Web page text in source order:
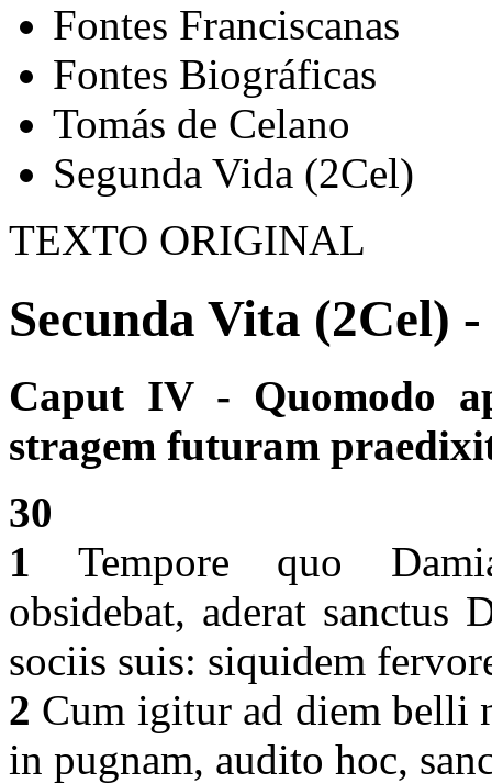
Fontes Franciscanas
Fontes Biográficas
Tomás de Celano
Segunda Vida (2Cel)
TEXTO ORIGINAL
Secunda Vita (2Cel) -
Caput IV - Quomodo
stragem futuram
30
1 Tempore quo
obsidebat, aderat
sociis suis: siquidem
2 Cum igitur ad diem belli
in pugnam, audito hoc,